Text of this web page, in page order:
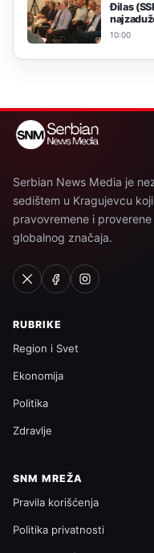
Đilas
10:00
Serbian News Media je
sedištem u Kragujevcu
pravovremene i
globalnog značaja.
RUBRIKE
Region i Svet
Ekonomija
Politika
Zdravlje
SNM MREŽA
Pravila korišćenja
Politika privatnosti